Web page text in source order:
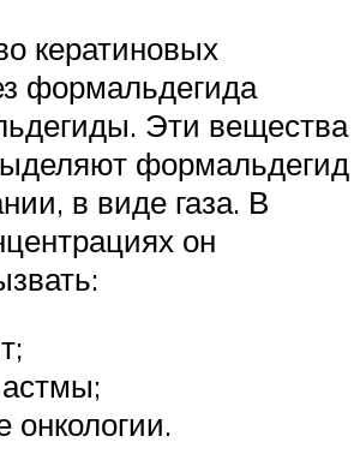
кератиновых
формальдегида
Эти вещества
формальдегид
в виде газа. В
он
онкологии.